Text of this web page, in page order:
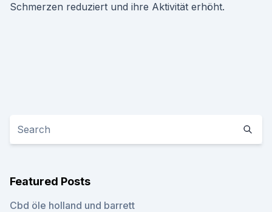
Schmerzen reduziert und ihre Aktivität erhöht.
Featured Posts
Cbd öle holland und barrett